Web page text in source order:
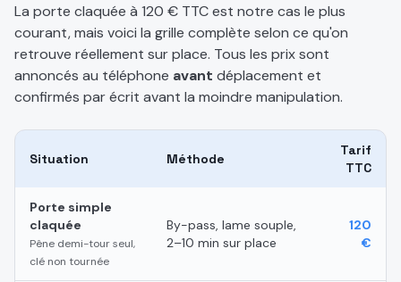
La porte claquée à 120 € TTC est notre cas le plus
courant, mais voici la grille complète selon ce qu'on
retrouve réellement sur place. Tous les prix sont
annoncés au téléphone avant déplacement et
confirmés par écrit avant la moindre manipulation.
Situation Méthode
Tarif
TTC
Porte simple
claquée
Pêne demi-tour seul,
clé non tournée
By-pass, lame souple,
2–10 min sur place
120
€